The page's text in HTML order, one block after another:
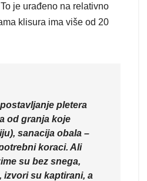
je urađeno na relativno
klisura ima više od 20
pletera
od granja koje
sanacija obala –
koraci. Ali
su bez snega,
izvori su kaptirani, a